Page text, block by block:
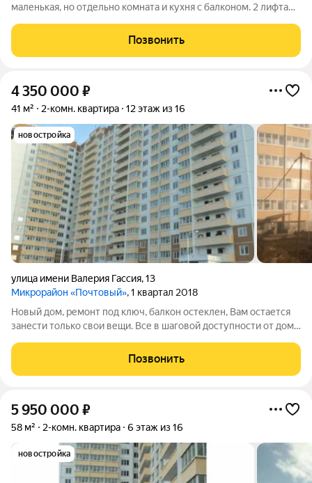
маленькая, но отдельно комната и кухня с балконом. 2 лифта
общественного транспорта, магазины Пятерочка и Магнит. Во
дворе начали строить
Позвонить
4 350 000 ₽
41 м² 2-комн. квартира 12 этаж из 16
новостройка
улица имени Валерия Гассия,13
Микрорайон «Почтовый», 1 квартал 2018
Новый дом, ремонт под ключ, балкон остеклен, Вам остается
занести только свои вещи. Все в шаговой доступности от дома.
рассмотрим любую форму оплаты. ( указываем полную
стоимость квартиры ) Звоните
Позвонить
5 950 000 ₽
58 м² 2-комн. квартира 6 этаж из 16
новостройка